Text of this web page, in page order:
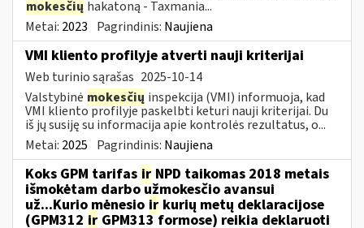
mokesčių hakatoną - Taxmania...
Metai: 2023 Pagrindinis: Naujiena
VMI kliento profilyje atverti nauji kriterijai
Web turinio sąrašas 2025-10-14
Valstybinė mokesčių inspekcija (VMI) informuoja, kad
VMI kliento profilyje paskelbti keturi nauji kriterijai. Du
iš jų susiję su informacija apie kontrolės rezultatus, o...
Metai: 2025 Pagrindinis: Naujiena
Koks GPM tarifas ir NPD taikomas 2018 metais
išmokėtam darbo užmokesčio avansui
už...Kurio mėnesio ir kurių metų deklaracijose
(GPM312 ir GPM313 formose) reikia deklaruoti